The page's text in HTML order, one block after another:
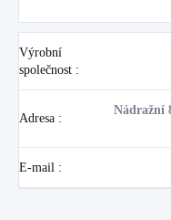
Výrobní
společnost :
Adresa :
Nádražní
E-mail :